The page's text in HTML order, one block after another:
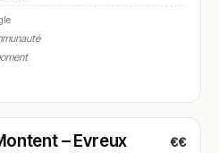
– Evreux €€